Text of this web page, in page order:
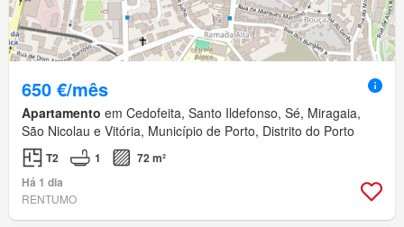
650 €/mês
Apartamento em Cedofeita, Santo Ildefonso, Sé, Miragaia,
São Nicolau e Vitória, Município de Porto, Distrito do Porto
T2 1
72 m²
Há 1 dia
RENTUMO